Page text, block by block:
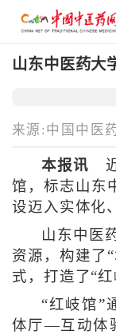
山东中医药大
来源:中国中医
本报讯
馆，标志山东
设迈入实体化
山东中医
资源，构建了
式，打造了“红
“红岐馆”
体厅—互动体